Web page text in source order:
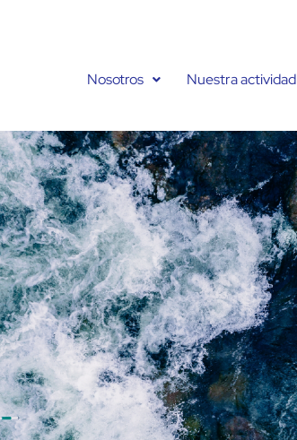
Nosotros Nuestra actividad